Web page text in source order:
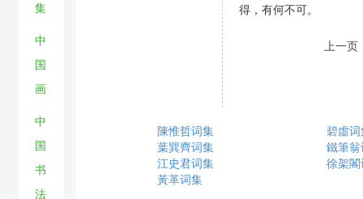
集
中
国
画
中
国
书
法
得，有何不可。
上一页
陳惟哲词集
碧虛词
葉巽齊词集
鐵筆
江史君词集
徐架
黃革词集